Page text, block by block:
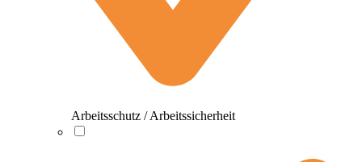
Arbeitsschutz / Arbeitssicherheit